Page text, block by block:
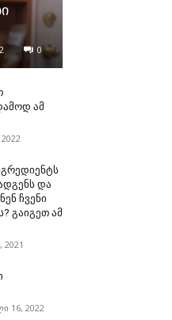
0
ამ
და
ჩვენი
გაიგეთ ამ
2021
16, 2022